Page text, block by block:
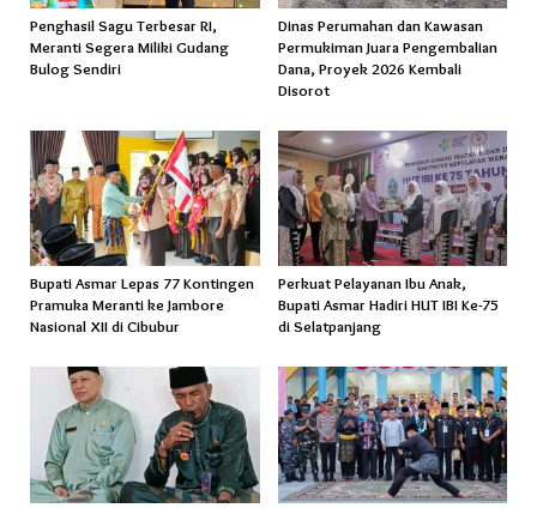
Penghasil Sagu Terbesar RI,
Meranti Segera Miliki Gudang
Bulog Sendiri
Dinas Perumahan dan Kawasan
Permukiman Juara Pengembalian
Dana, Proyek 2026 Kembali
Disorot
Bupati Asmar Lepas 77 Kontingen
Pramuka Meranti ke Jambore
Nasional XII di Cibubur
Perkuat Pelayanan Ibu Anak,
Bupati Asmar Hadiri HUT IBI Ke-75
di Selatpanjang